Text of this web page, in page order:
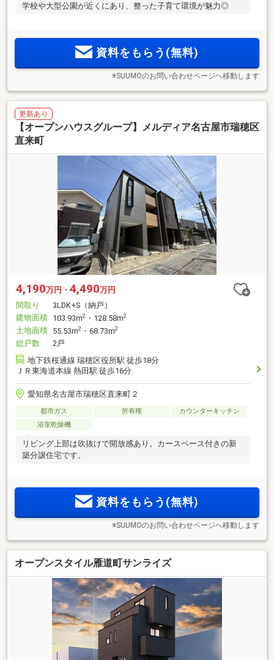
学校や大型公園が近くにあり、整った子育て環境が魅力◎
資料をもらう(無料)
※SUUMOのお問い合わせページへ移動します
更新あり
【オープンハウスグループ】メルディア名古屋市瑞穂区
直来町
4,190万円・ 4,490万円
間取り
3LDK+S（納戸）
建物面積 103.93m2 ・128.58m2
土地面積 55.53m2 ・68.73m2
総戸数
2戸
地下鉄桜通線 瑞穂区役所駅 徒歩18分
ＪＲ東海道本線 熱田駅 徒歩16分
愛知県名古屋市瑞穂区直来町２
都市ガス 所有権
カウンターキッチン
浴室乾燥機
リビング上部は吹抜けで開放感あり。カースペース付きの新
築分譲住宅です。
資料をもらう(無料)
※SUUMOのお問い合わせページへ移動します
オープンスタイル雁道町サンライズ